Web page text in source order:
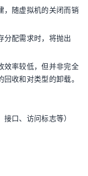
，随虚拟机的关闭而销
分配需求时，将抛出
效率较低，但并非完全
收和对类型的卸载。
口、访问标志等）